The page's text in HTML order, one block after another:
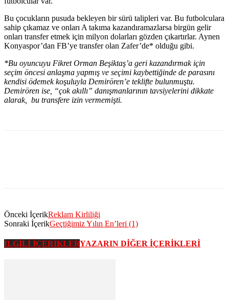
Bu çocukların pusuda bekleyen bir sürü talipleri var. Bu futbolculara
sahip çıkamaz ve onları A takıma kazandıramazlarsa birgün gelir
onları transfer etmek için milyon dolarları gözden çıkartırlar. Aynen
Konyaspor’dan FB’ye transfer olan Zafer’de* olduğu gibi.
*Bu oyuncuyu Fikret Orman Beşiktaş’a geri kazandırmak için
seçim öncesi anlaşma yapmış ve seçimi kaybettiğinde de parasını
kendisi ödemek koşuluyla Demirören’e teklifte bulunmuştu.
Demirören ise, “çok akıllı” danışmanlarının tavsiyelerini dikkate
alarak, bu transfere izin vermemişti.
Önceki İçerikReklam Kirliliği
Sonraki İçerikGeçtiğimiz Yılın En’leri (1)
İLGİLİ İÇERİKLERYAZARIN DİĞER İÇERİKLERİ